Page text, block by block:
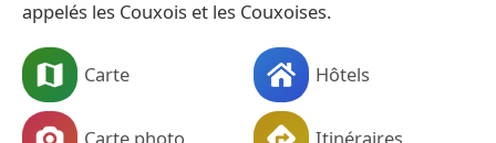
appelés les Couxois et les Couxoises.
Carte Hôtels
Carte photo Itinéraires